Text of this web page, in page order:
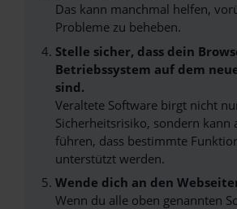
Das kann manchmal helfen,
Probleme zu beheben.
Stelle sicher, dass dein
Betriebssystem auf dem
sind.
Veraltete Software birgt nicht
Sicherheitsrisiko, sondern kann
führen, dass bestimmte
unterstützt werden.
Wende dich an den
Wenn du alle oben genannten